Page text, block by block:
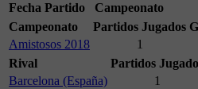
Fecha Partido
Campeonato
Campeonato
Partidos Jugados
Amistosos 2018
1
Rival
Partidos
Barcelona (España)
1